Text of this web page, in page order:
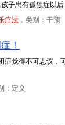
子患有孤独症以
疗法 ，类别：干预
！
症觉得不可思议
：定义